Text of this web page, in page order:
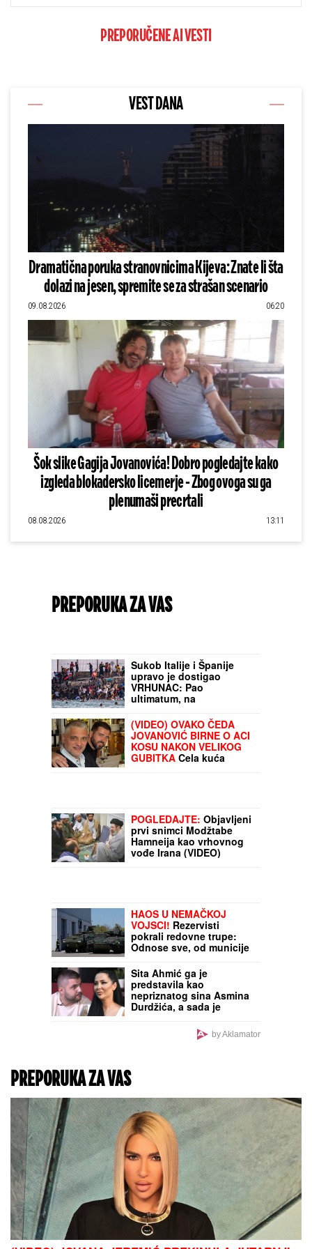
PREPORUČENE AI VESTI
VEST DANA
Dramatična poruka stranovnicima Kijeva: Znate li šta
dolazi na jesen, spremite se za strašan scenario
09.08.2026 06:20
Šok slike Gagija Jovanovića! Dobro pogledajte kako
izgleda blokadersko licemerje - Zbog ovoga su ga
plenumaši precrtali
08.08.2026 13:11
PREPORUKA ZA VAS
Sukob Italije i Španije
upravo je dostigao
VRHUNAC: Pao
ultimatum, na
GUBITKACela kuća
miriše na njegova
omiljena jela: "On živi od
ljubavi"
POGLEDAJTE: Objavljeni
prvi snimci Modžtabe
Hamneija kao vrhovnog
vođe Irana (VIDEO)